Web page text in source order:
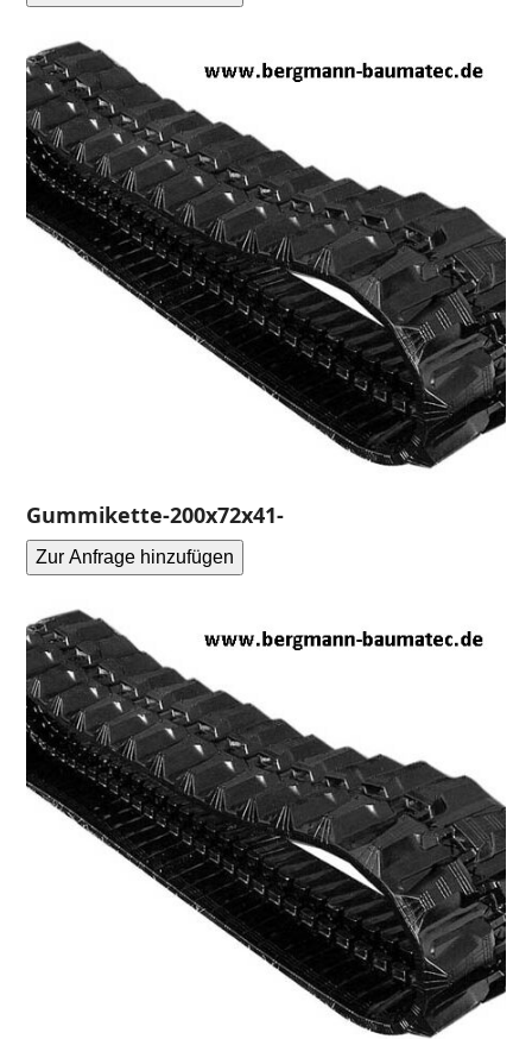
Gummikette-200x72x41-
Zur Anfrage hinzufügen